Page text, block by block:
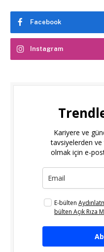
Facebook
Instagram
Kariyere ve
tavsiyelerden
olmak için e-
E-bülten
bülten Açık Rıza